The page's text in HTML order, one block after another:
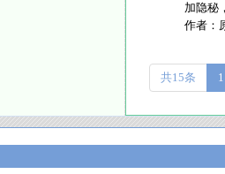
加隐秘
作者：
共15条 1